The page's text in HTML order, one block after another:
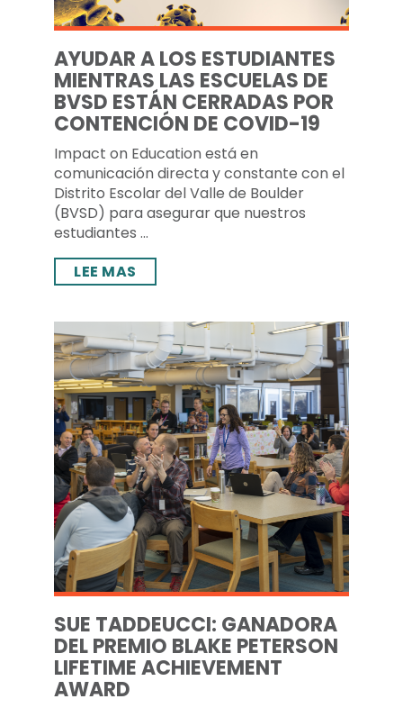
AYUDAR A LOS ESTUDIANTES
MIENTRAS LAS ESCUELAS DE
BVSD ESTÁN CERRADAS POR
CONTENCIÓN DE COVID-19
Impact on Education está en
comunicación directa y constante con el
Distrito Escolar del Valle de Boulder
(BVSD) para asegurar que nuestros
estudiantes ...
LEE MAS
SUE TADDEUCCI: GANADORA
DEL PREMIO BLAKE PETERSON
LIFETIME ACHIEVEMENT
AWARD